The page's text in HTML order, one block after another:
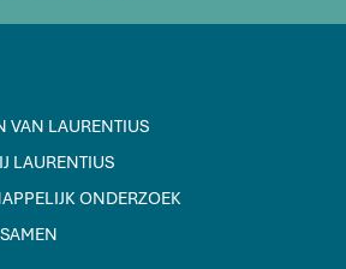
VAN LAURENTIUS
LAURENTIUS
ONDERZOEK